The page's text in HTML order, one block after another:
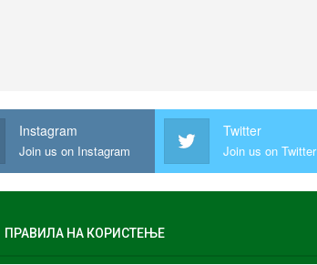
Instagram
Join us on Instagram
Twitter
Join us on Twitter
ПРАВИЛА НА КОРИСТЕЊЕ